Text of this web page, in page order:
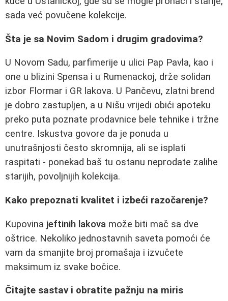
sada već povučene kolekcije.
Šta je sa Novim Sadom i drugim gradovima?
U Novom Sadu, parfimerije u ulici Pap Pavla, kao i
one u blizini Spensa i u Rumenackoj, drže solidan
izbor Flormar i GR lakova. U Pančevu, zlatni brend
je dobro zastupljen, a u Nišu vrijedi obići apoteku
preko puta poznate prodavnice bele tehnike i tržne
centre. Iskustva govore da je ponuda u
unutrašnjosti često skromnija, ali se isplati
raspitati - ponekad baš tu ostanu neprodate zalihe
starijih, povoljnijih kolekcija.
Kako prepoznati kvalitet i izbeći razočarenje?
Kupovina jeftinih lakova može biti mač sa dve
oštrice. Nekoliko jednostavnih saveta pomoći će
vam da smanjite broj promašaja i izvučete
maksimum iz svake bočice.
Čitajte sastav i obratite pažnju na miris